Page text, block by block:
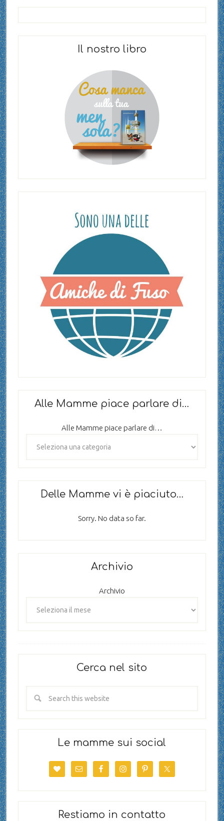
Il nostro libro
Alle Mamme piace parlare di…
Alle Mamme piace parlare di…
Delle Mamme vi è piaciuto…
Sorry. No data so far.
Archivio
Archivio
Cerca nel sito
Le mamme sui social
Restiamo in contatto